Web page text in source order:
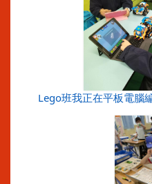
Lego班我正在平板電腦